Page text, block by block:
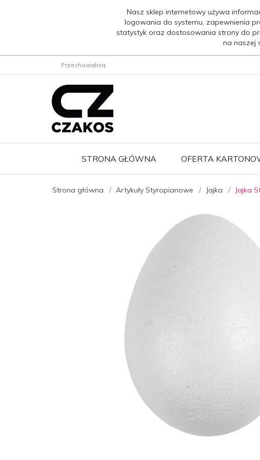
Nasz sklep internetowy używa
logowania do systemu, zapewnienia
statystyk oraz dostosowania strony do
na naszej
Przechowalnia
STRONA GŁÓWNA OFERTA
Strona główna Artykuły Styropianowe Jajka Jajka